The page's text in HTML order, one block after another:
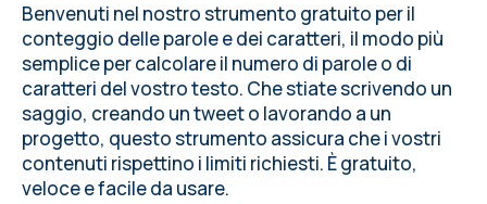
Benvenuti nel nostro strumento gratuito per il
conteggio delle parole e dei caratteri, il modo più
semplice per calcolare il numero di parole o di
caratteri del vostro testo. Che stiate scrivendo un
saggio, creando un tweet o lavorando a un
progetto, questo strumento assicura che i vostri
contenuti rispettino i limiti richiesti. È gratuito,
veloce e facile da usare.